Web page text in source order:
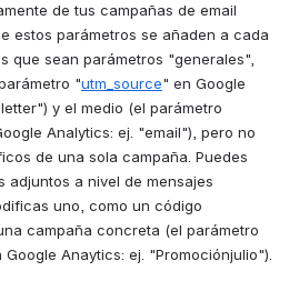
de tus campañas de email
estos parámetros se añaden a cada
que sean parámetros "generales",
"utm_source" en Google
y el medio (el parámetro
Analytics: ej. "email"), pero no
de una sola campaña. Puedes
adjuntos a nivel de mensajes
uno, como un código
campaña concreta (el parámetro
Google Anaytics: ej. "Promociónjulio").